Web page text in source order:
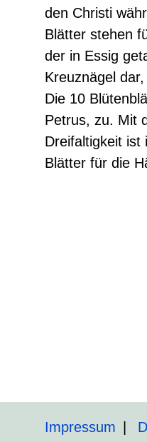
den Christi
Blätter stehen
der in Essig
Kreuznägel
Die 10
Petrus, zu. Mit
Dreifaltigkeit ist
Blätter für die
Impressum